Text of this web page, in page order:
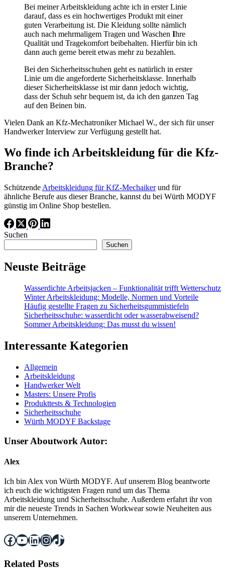
Bei meiner Arbeitskleidung achte ich in erster Linie
darauf, dass es ein hochwertiges Produkt mit einer
guten Verarbeitung ist. Die Kleidung sollte nämlich
auch nach mehrmaligem Tragen und Waschen Ihre
Qualität und Tragekomfort beibehalten. Hierfür bin ich
dann auch gerne bereit etwas mehr zu bezahlen.
Bei den Sicherheitsschuhen geht es natürlich in erster
Linie um die angeforderte Sicherheitsklasse. Innerhalb
dieser Sicherheitsklasse ist mir dann jedoch wichtig,
dass der Schuh sehr bequem ist, da ich den ganzen Tag
auf den Beinen bin.
Vielen Dank an Kfz-Mechatroniker Michael W., der sich für unser
Handwerker Interview zur Verfügung gestellt hat.
Wo finde ich Arbeitskleidung für die Kfz-
Branche?
Schützende Arbeitskleidung für KfZ-Mechaikerund für
ähnliche Berufe aus dieser Branche, kannst du bei Würth MODYF
günstig im Online Shop bestellen.
Suchen
Suchen
Neuste Beiträge
Wasserdichte Arbeitsjacken – Funktionalität trifft Wetterschutz
Winter Arbeitskleidung: Modelle, Normen und Vorteile
Häufig gestellte Fragen zu Sicherheitsgummistiefeln
Sicherheitsschuhe: wasserdicht oder wasserabweisend?
Sommer Arbeitskleidung: Das musst du wissen!
Interessante Kategorien
Allgemein
Arbeitskleidung
Handwerker Welt
Masters: Unsere Profis
Produkttests & Technologien
Sicherheitsschuhe
Würth MODYF Backstage
Unser Aboutwork Autor:
Alex
Ich bin Alex von Würth MODYF. Auf unserem Blog beantworte
ich euch die wichtigsten Fragen rund um das Thema
Arbeitskleidung und Sicherheitsschuhe. Außerdem erfahrt ihr von
mir die neueste Trends in Sachen Workwear sowie Neuheiten aus
unserem Unternehmen.
Facebook
YouTube
LinkedIn
Instagram
TikTok
Related Posts